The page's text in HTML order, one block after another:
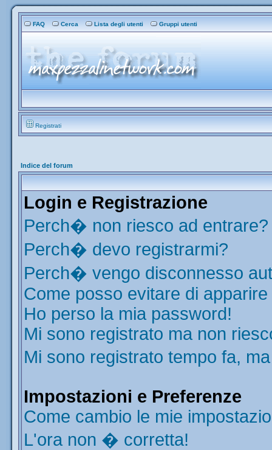
FAQ Cerca Lista degli utenti Gruppi utenti
Registrati
Indice del forum
Login e Registrazione
Perch� non riesco ad entrare?
Perch� devo registrarmi?
Perch� vengo disconnesso
Come posso evitare di
Ho perso la mia password!
Mi sono registrato ma non
Mi sono registrato tempo fa,
Impostazioni e Preferenze
Come cambio le mie
L'ora non � corretta!